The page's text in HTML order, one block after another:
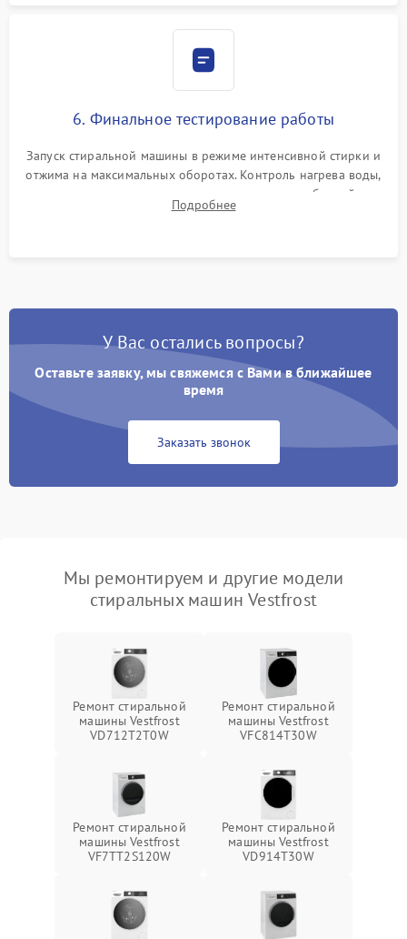
6. Финальное тестирование работы
Запуск стиральной машины в режиме интенсивной стирки и
отжима на максимальных оборотах. Контроль нагрева воды,
корректности слива, отсутствия излишних вибраций,
посторонних стуков и протечек под корпусом.
Подробнее
У Вас остались вопросы?
Оставьте заявку, мы свяжемся с Вами в ближайшее
время
Заказать звонок
Мы ремонтируем и другие модели
стиральных машин Vestfrost
Ремонт стиральной
машины Vestfrost
VD712T2T0W
Ремонт стиральной
машины Vestfrost
VFC814T30W
Ремонт стиральной
машины Vestfrost
VF7TT2S120W
Ремонт стиральной
машины Vestfrost
VD914T30W